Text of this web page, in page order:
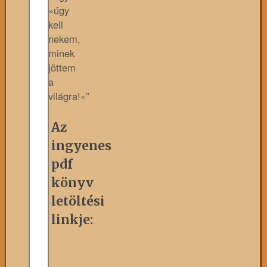
»úgy
kell
nekem,
minek
jöttem
a
világra!«”
Az
ingyenes
pdf
könyv
letöltési
linkje: